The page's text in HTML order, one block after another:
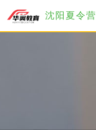
沈阳夏令营